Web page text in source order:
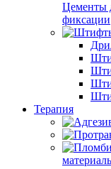
Цементы
фиксации
Терапия